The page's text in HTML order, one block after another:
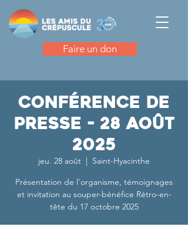
Faire un don
Conférence de
presse - 28 août
2025
jeu. 28 août
  |
Saint-Hyacinthe
Présentation de l'organisme, témoignages
et invitation au souper-bénéfice Rétro-en-
tête du 17 octobre 2025